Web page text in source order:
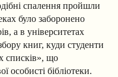
спалення пройшли
було заборонено
а в університетах
книг, куди студенти
списків», що
бібліотеки.